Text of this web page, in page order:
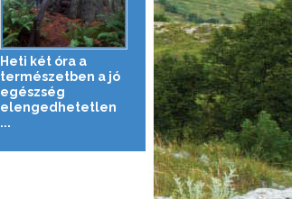
Heti két óra a
természetben a jó
egészség
elengedhetetlen
...